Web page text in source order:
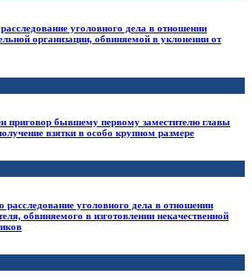
уголовного дела в отношении
организации, обвиняемой в уклонении от
приговор бывшему первому заместителю главы
взятки в особо крупном размере
уголовного дела в отношении
обвиняемого в изготовлении некачественной